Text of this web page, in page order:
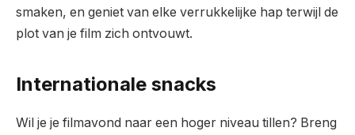
smaken, en geniet van elke verrukkelijke hap terwijl de
plot van je film zich ontvouwt.
Internationale snacks
Wil je je filmavond naar een hoger niveau tillen? Breng